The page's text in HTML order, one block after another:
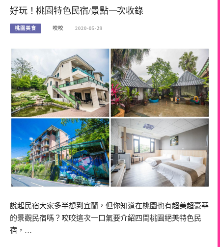
好玩！桃園特色民宿/景點一次收錄
桃園美食 咬咬 2020-05-29
說起民宿大家多半想到宜蘭，但你知道在桃園也有超美超豪華
的景觀民宿嗎？咬咬這次一口氣要介紹四間桃園絕美特色民
宿，…